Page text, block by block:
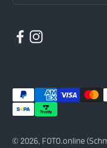
© 2026, FOTO.online